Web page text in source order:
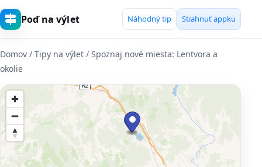
Poď na výlet Náhodný tip Stiahnuť appku
Domov / Tipy na výlet / Spoznaj nové miesta: Lentvora a
okolie